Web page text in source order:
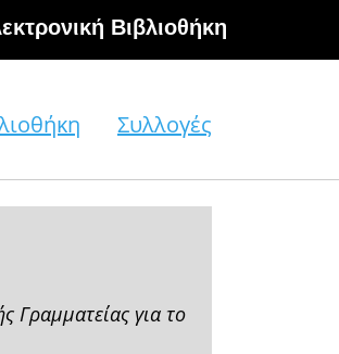
Βιβλιοθήκη
Συλλογές
Γραμματείας για το